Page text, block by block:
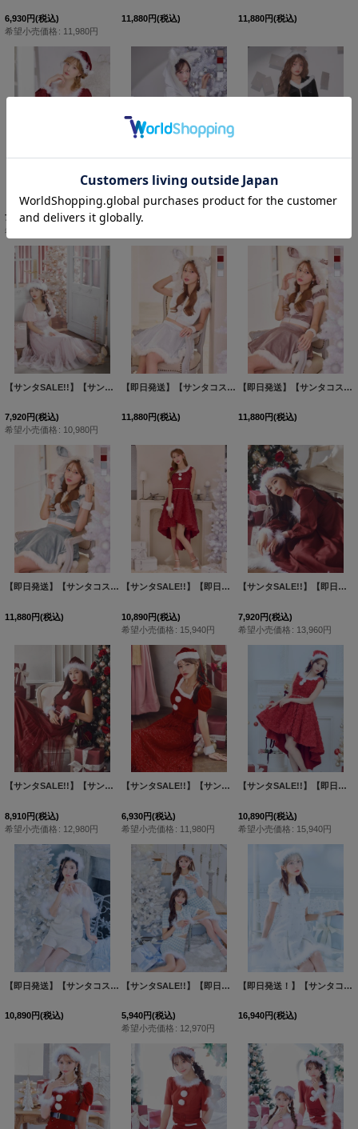
6,930円(税込)
希望小売価格 : 11,980円
11,880円(税込) 11,880円(税込)
【サンタSALE!!】【即日発送】【サンタコス 4点セット】【S-Lサイズ/2カラー】バックリボンフレアワンピースサンタコスプレ[HC02]
7,920円(税込)
希望小売価格
【即日発送】【サンタコス 5点セット】【XS-XLサイズ/4カラー】セットアップバニーフレアサンタ[HC03]
11,880
【サンタSALE!!】【サンタコス4点セット】【S-Lサイズ/1カラー】ジャガードチュールサンタコスプレ[HC03]
7,920円(税込)
希望小売価格 : 10,980円
【即日発送】【サンタコス 5点セット】【XS-XLサイズ/4カラー】セットアップバニーフレアサンタ[HC03]
11,880円(税込)
【即日発送】【サンタコス 5点セット】【XS-XLサイズ/4カラー】セットアップバニーフレアサンタ[HC03]
11,880円(税込)
【即日発送】【サンタコス 5点セット】【XS-XLサイズ/4カラー】セットアップバニーフレアサンタ[HC03]
11,880円(税込)
【サンタSALE!!】【即日発送！】【サンタコス 4点セット】【S-Mサイズ/2カラー】立体ローズショートインスカートサンタコスプレ[HC03]
10,890円(税込)
希望小売価格 : 15,940円
【サンタSALE!!】【即日発送】【サンタコス 4点セット】【S-Lサイズ/2カラー】バックリボンフレアワンピースサンタコスプレ[HC02]
7,920円(税込)
希望小売価格 : 13,960円
【サンタSALE!!】【サンタコス 4点セット】【S-Lサイズ/2カラー】リボン付きチュールロングスカートサンタコスプレ[HC02]
8,910円(税込)
希望小売価格 : 12,980円
【サンタSALE!!】【サンタコス 5点セット】【S-Mサイズ/2カラー】ベロアワンピースサンタ[HC02]
6,930円(税込)
希望小売価格 : 11,980円
【サンタSALE!!】【即日発送！】【サンタコス 4点セット】【S-Mサイズ/2カラー】立体ローズショートインスカートサンタコスプレ[HC03]
10,890円(税込)
希望小売価格 : 15,940円
【即日発送】【サンタコス 5点セット】【S-Lサイズ/1カラー】ポンチョ付きベアトップマーメイドスカートサンタコスプレ[HC03]
10,890円(税込)
【サンタSALE!!】【即日発送！】【サンタコス 4点セット】【S-Mサイズ/1カラー】ギンガムチェックサンタコスプレ[HC02]
5,940円(税込)
希望小売価格 : 12,970円
【即日発送！】【サンタコス 4点セット】【XS-XLサイズ/3カラー】ツイードビジュープリーツスカートサンタコスプレ[HC03]
16,940円(税込)